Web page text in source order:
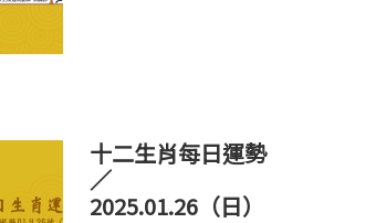
十二生肖每日運勢
／
2025.01.26（日）